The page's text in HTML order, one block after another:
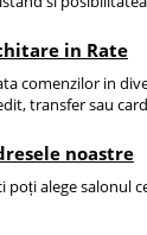
in Rate
comenzilor in
transfer sau
noastre
poți alege salonul